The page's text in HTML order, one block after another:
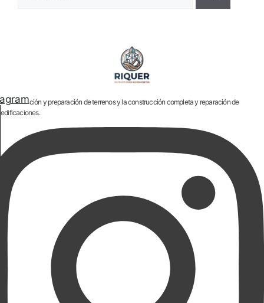
Consolidación y preparación de terrenos y la construcción completa y reparación de
edificaciones.